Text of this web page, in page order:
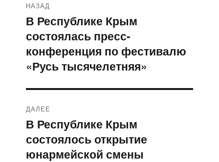
по
записям
НАЗАД
Предыдущая
запись:
В Республике Крым
состоялась пресс-
конференция по фестивалю
«Русь тысячелетняя»
ДАЛЕЕ
Следующая
запись:
В Республике Крым
состоялось открытие
юнармейской смены